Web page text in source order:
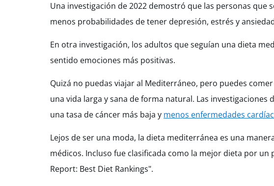
Una investigación de 2022 demostró que las personas
menos probabilidades de tener depresión, estrés y
En otra investigación, los adultos que seguían una dieta
sentido emociones más positivas.
Quizá no puedas viajar al Mediterráneo, pero puedes
una vida larga y sana de forma natural. Las
una tasa de cáncer más baja y menos enfermedades
Lejos de ser una moda, la dieta mediterránea es una
médicos. Incluso fue clasificada como la mejor dieta por
Report: Best Diet Rankings".